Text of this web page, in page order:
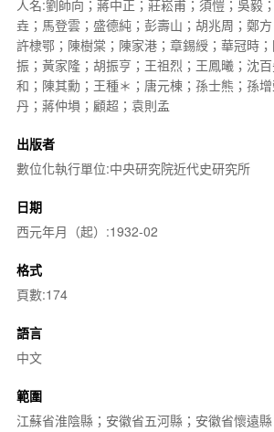
人名:劉師向；蔣中正；莊崧甫；須愷；吳毅
垚；馬登雲；盛德純；彭壽山；胡兆周；鄭
許棣鄂；陳樹棠；陳家港；章錫綬；華冠時
振；黃家隆；胡振亨；王祖烈；王鳳曦；沈
和；陳其勳；王種＊；唐元棟；孫士熊；孫
丹；蔣仲塤；顧超；袁則孟
出版者
數位化執行單位:中央研究院近代史研究所
日期
西元年月（起）:1932-02
格式
頁數:174
語言
中文
範圍
江蘇省淮陰縣；安徽省五河縣；安徽省懷遠